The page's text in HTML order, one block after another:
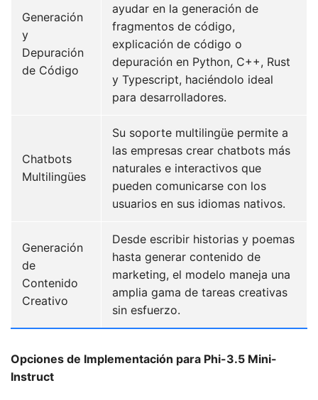
Generación
y
Depuración
de Código
ayudar en la generación de
fragmentos de código,
explicación de código o
depuración en Python, C++, Rust
y Typescript, haciéndolo ideal
para desarrolladores.
Chatbots
Multilingües
Su soporte multilingüe permite a
las empresas crear chatbots más
naturales e interactivos que
pueden comunicarse con los
usuarios en sus idiomas nativos.
Generación
de
Contenido
Creativo
Desde escribir historias y poemas
hasta generar contenido de
marketing, el modelo maneja una
amplia gama de tareas creativas
sin esfuerzo.
Opciones de Implementación para Phi-3.5 Mini-
Instruct